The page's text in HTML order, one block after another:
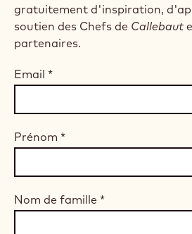
gratuitement d'inspiration,
soutien des Chefs de Callebaut
partenaires.
Email *
Prénom *
Nom de famille *